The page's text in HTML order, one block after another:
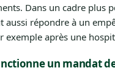
Dans un cadre plus
aussi répondre à un
exemple après une
un mandat